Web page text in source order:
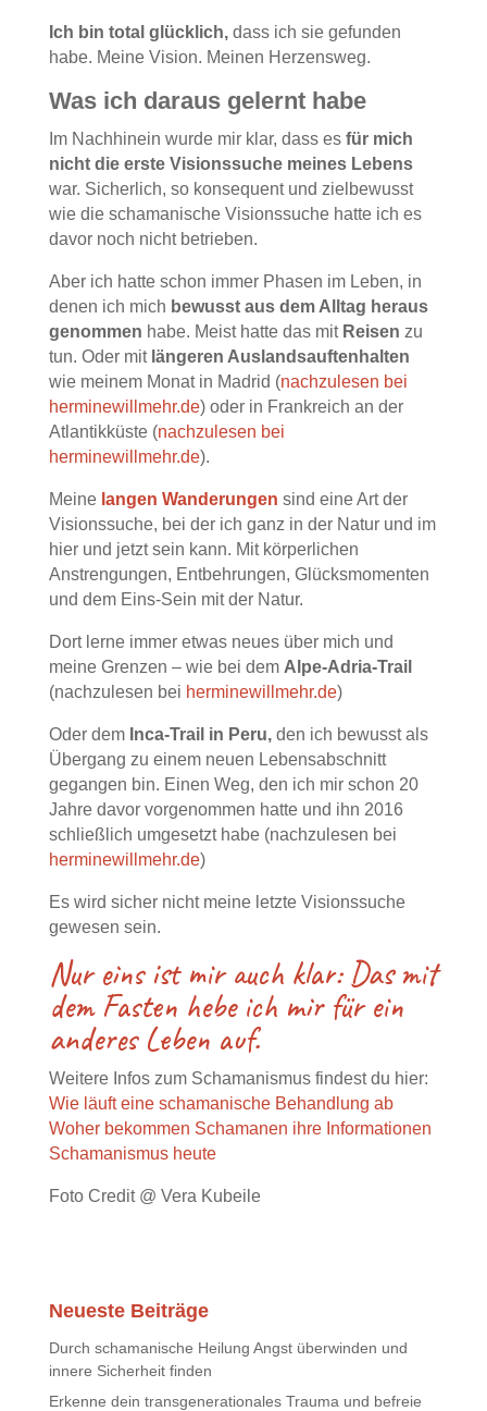
Ich bin total glücklich,dass ich sie gefunden
habe. Meine Vision. Meinen Herzensweg.
Was ich daraus gelernt habe
Im Nachhinein wurde mir klar, dass es für mich
nicht die erste Visionssuche meines Lebens
war. Sicherlich, so konsequent und zielbewusst
wie die schamanische Visionssuche hatte ich es
davor noch nicht betrieben.
Aber ich hatte schon immer Phasen im Leben, in
denen ich mich bewusst aus dem Alltag heraus
genommen habe. Meist hatte das mit Reisen zu
tun. Oder mit längeren Auslandsauftenhalten
wie meinem Monat in Madrid (nachzulesen bei
herminewillmehr.de) oder in Frankreich an der
Atlantikküste (nachzulesen bei
herminewillmehr.de).
Meine langen Wanderungen sind eine Art der
Visionssuche, bei der ich ganz in der Natur und im
hier und jetzt sein kann. Mit körperlichen
Anstrengungen, Entbehrungen, Glücksmomenten
und dem Eins-Sein mit der Natur.
Dort lerne immer etwas neues über mich und
meine Grenzen – wie bei dem Alpe-Adria-Trail
(nachzulesen bei herminewillmehr.de)
Oder dem Inca-Trail in Peru,den ich bewusst als
Übergang zu einem neuen Lebensabschnitt
gegangen bin. Einen Weg, den ich mir schon 20
Jahre davor vorgenommen hatte und ihn 2016
schließlich umgesetzt habe (nachzulesen bei
herminewillmehr.de)
Es wird sicher nicht meine letzte Visionssuche
gewesen sein.
Nur eins ist mir auch klar: Das mit
dem Fasten hebe ich mir für ein
anderes Leben auf.
Weitere Infos zum Schamanismus findest du hier:
Wie läuft eine schamanische Behandlung ab
Woher bekommen Schamanen ihre Informationen
Schamanismus heute
Foto Credit @ Vera Kubeile
Neueste Beiträge
Durch schamanische Heilung Angst überwinden und
innere Sicherheit finden
Erkenne dein transgenerationales Trauma und befreie